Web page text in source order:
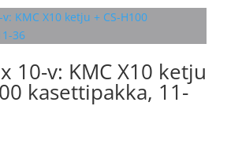
10-v: KMC X10 ketju
kasettipakka, 11-